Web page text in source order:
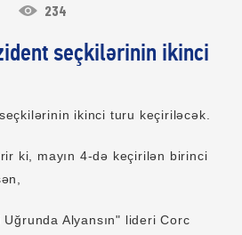
234
seçkilərinin ikinci
ikinci turu keçiriləcək.
ki, mayın 4-də keçirilən birinci
Uğrunda Alyansın" lideri Corc